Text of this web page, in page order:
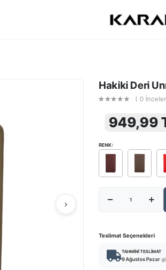
Hakiki Deri
( 0
949,99
RENK:
Teslimat Seçenekleri
TAHMINI TESLIMAT
9 Ağustos Pazar